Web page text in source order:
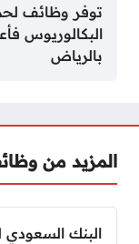
توفر وظائف
البكالوريوس
بالرياض
المزيد من
البنك السعودي